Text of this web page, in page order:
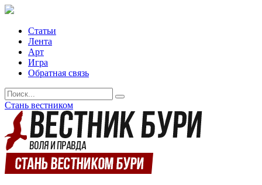
Статьи
Лента
Арт
Игра
Обратная связь
Стань вестником